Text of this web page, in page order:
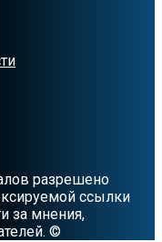
разрешено
ссылки
за мнения,
©